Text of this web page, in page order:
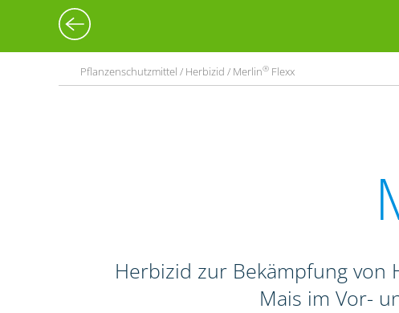
Pflanzenschutzmittel / Herbizid / Merlin® Flexx
Herbizid zur Bekämpfung
Mais im Vor-